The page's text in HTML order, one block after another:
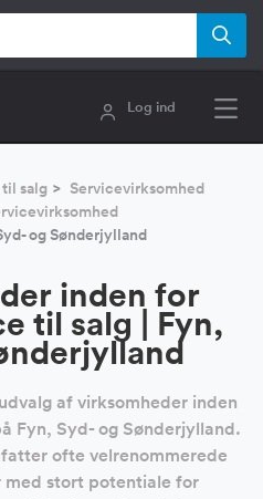
Log ind
salg
Servicevirksomhed
og Sønderjylland
inden for
til salg | Fyn,
af virksomheder inden
Fyn, Syd- og Sønderjylland.
ofte velrenommerede
med stort potentiale for